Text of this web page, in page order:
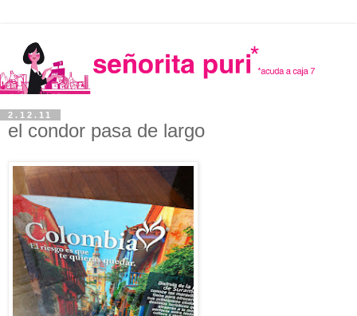
2.12.11
el condor pasa de largo